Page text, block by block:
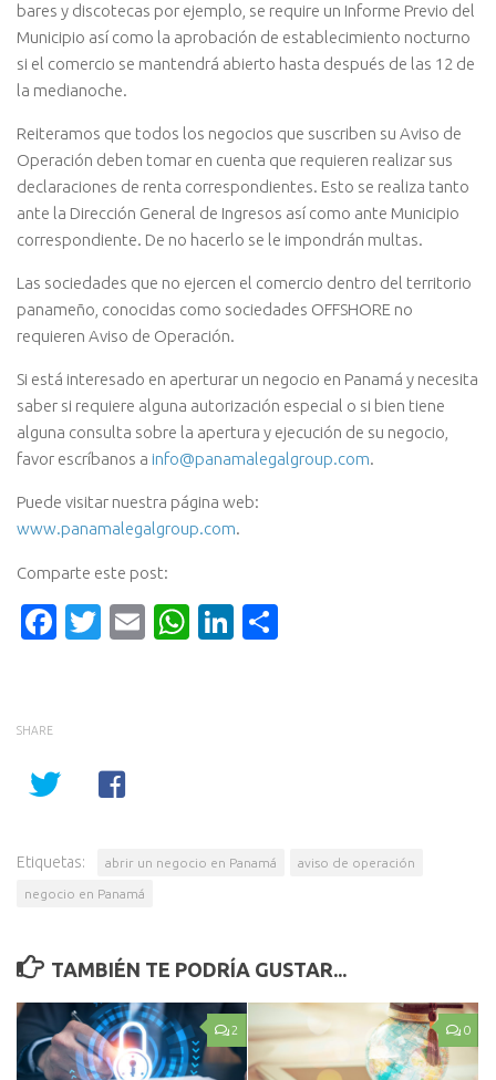
bares y discotecas por ejemplo, se require un Informe Previo del
Municipio así como la aprobación de establecimiento nocturno
si el comercio se mantendrá abierto hasta después de las 12 de
la medianoche.
Reiteramos que todos los negocios que suscriben su Aviso de
Operación deben tomar en cuenta que requieren realizar sus
declaraciones de renta correspondientes. Esto se realiza tanto
ante la Dirección General de Ingresos así como ante Municipio
correspondiente. De no hacerlo se le impondrán multas.
Las sociedades que no ejercen el comercio dentro del territorio
panameño, conocidas como sociedades OFFSHORE no
requieren Aviso de Operación.
Si está interesado en aperturar un negocio en Panamá y necesita
saber si requiere alguna autorización especial o si bien tiene
alguna consulta sobre la apertura y ejecución de su negocio,
favor escríbanos a info@panamalegalgroup.com.
Puede visitar nuestra página web:
www.panamalegalgroup.com.
Comparte este post:
Facebook
Twitter
EmailWhatsApp
LinkedIn
SHARE
Etiquetas: abrir un negocio en Panamá aviso de operación
negocio en Panamá
TAMBIÉN TE PODRÍA GUSTAR...
2 0